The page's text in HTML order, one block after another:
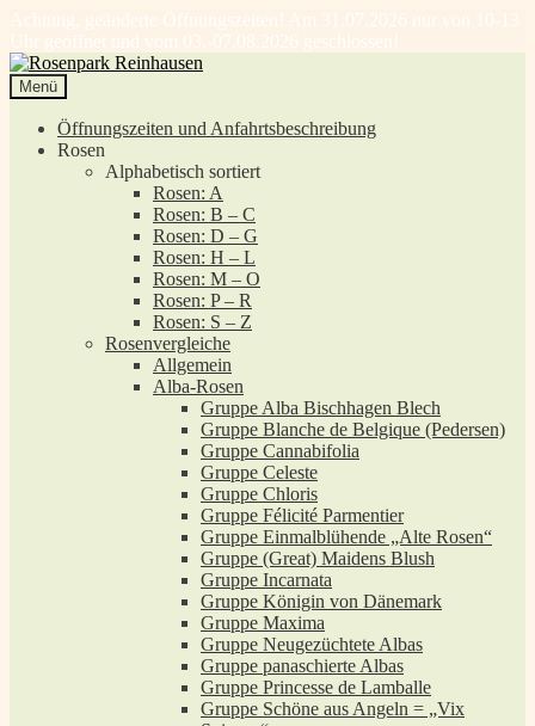
Achtung, geänderte Öffnungszeiten! Am 31.07.2026 nur von 10-13
Uhr geöffnet und vom 03.-07.08.2026 geschlossen!
Zur
Navigation
springen
Zum
Inhalt
springen
Menü
Öffnungszeiten und Anfahrtsbeschreibung
Rosen
Alphabetisch sortiert
Rosen: A
Rosen: B – C
Rosen: D – G
Rosen: H – L
Rosen: M – O
Rosen: P – R
Rosen: S – Z
Rosenvergleiche
Allgemein
Alba-Rosen
Gruppe Alba Bischhagen Blech
Gruppe Blanche de Belgique (Pedersen)
Gruppe Cannabifolia
Gruppe Celeste
Gruppe Chloris
Gruppe Félicité Parmentier
Gruppe Einmalblühende „Alte Rosen“
Gruppe (Great) Maidens Blush
Gruppe Incarnata
Gruppe Königin von Dänemark
Gruppe Maxima
Gruppe Neugezüchtete Albas
Gruppe panaschierte Albas
Gruppe Princesse de Lamballe
Gruppe Schöne aus Angeln = „Vix